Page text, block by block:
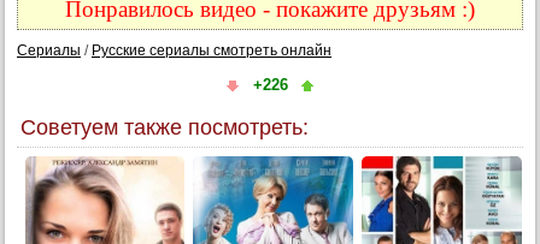
9 серия
10 серия
12 серия
14 серия
15 серия
Понравилось видео - покажите друзьям :)
Сериалы / Русские сериалы смотреть онлайн
+226
Советуем также посмотреть: